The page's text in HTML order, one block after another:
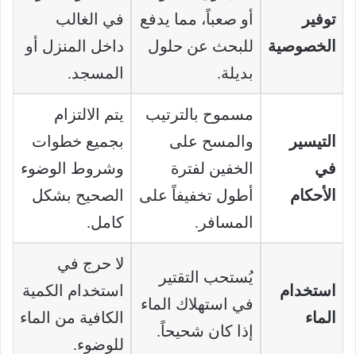
توفير
الخصوصية
أو صعباً، مما يدفع
للبحث عن حلول
بديلة.
في الغالب
داخل المنزل أو
المسجد.
التيسير
في
الأحكام
مسموح بالترتيب
والمسح على
الخفين لفترة
أطول تخفيفاً على
المسافر.
يتم الالتزام
بجميع خطوات
وشروط الوضوء
الصحيح بشكل
كامل.
استخدام
الماء
يُستحب التقتير
في استهلاك الماء
إذا كان شحيحاً.
لا حرج في
استخدام الكمية
الكافية من الماء
للوضوء.